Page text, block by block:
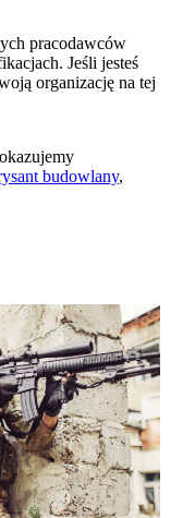
pracodawców
Jeśli jesteś
organizację na tej
budowlany,